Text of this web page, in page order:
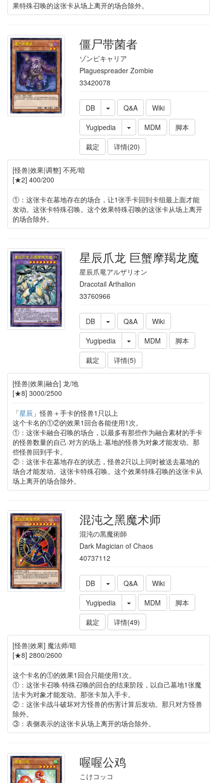
果特殊召唤的这张卡从场上离开的场合除外。
僵尸带菌者
ゾンビキャリア
Plaguespreader Zombie
33420078
DB Q&A
Wiki
Yugipedia
MDM
脚本
裁定
详情(20)
[怪兽|效果|调整] 不死/暗
[★2] 400/200
①：这张卡在墓地存在的场合，让1张手卡回到卡组最上面才能
发动。这张卡特殊召唤。这个效果特殊召唤的这张卡从场上离开
的场合除外。
星辰爪龙 巨蟹摩羯龙魔
星辰爪竜アルザリオン
Dracotail Arthalion
33760966
DB Q&A
Wiki
Yugipedia
MDM
脚本
裁定
详情(5)
[怪兽|效果|融合] 龙/地
[★8] 3000/2500
「星辰 」怪兽＋手卡的怪兽1只以上
这个卡名的①②的效果1回合各能使用1次。
①：这张卡融合召唤的场合，以最多有那些作为融合素材的手卡
的怪兽数量的自己·对方的场上·墓地的怪兽为对象才能发动。那
些怪兽回到手卡。
②：这张卡在墓地存在的状态，怪兽2只以上同时被送去墓地的
场合才能发动。这张卡特殊召唤。这个效果特殊召唤的这张卡从
场上离开的场合除外。
混沌之黑魔术师
混沌の黒魔術師
Dark Magician of Chaos
40737112
DB Q&A
Wiki
Yugipedia
MDM
脚本
裁定
详情(49)
[怪兽|效果] 魔法师/暗
[★8] 2800/2600
这个卡名的①的效果1回合只能使用1次。
①：这张卡召唤·特殊召唤的回合的结束阶段，以自己墓地1张魔
法卡为对象才能发动。那张卡加入手卡。
②：这张卡战斗破坏对方怪兽的伤害计算后发动。那只对方怪兽
除外。
③：表侧表示的这张卡从场上离开的场合除外。
喔喔公鸡
こけコッコ